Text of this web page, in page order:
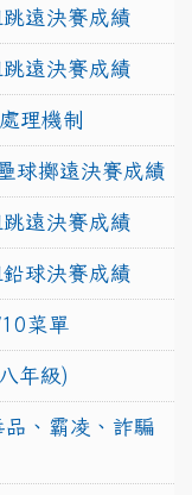
遠決賽成績
遠決賽成績
理機制
球擲遠決賽成績
遠決賽成績
球決賽成績
菜單
年級)
品、霸凌、詐騙